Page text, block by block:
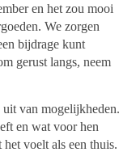
en het zou mooi
We zorgen
bijdrage kunt
gerust langs, neem
van mogelijkheden.
en wat voor hen
voelt als een thuis.